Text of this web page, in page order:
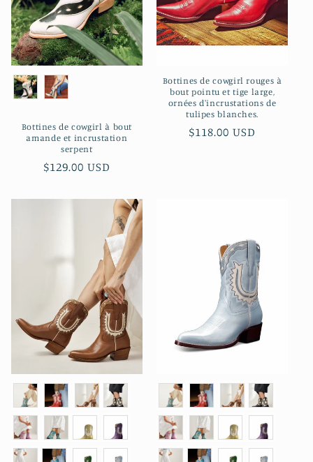
o
n
:
Bottines de cowgirl à bout
amande et incrustation
serpent
Prix
$129.00 USD
Bottines de cowgirl rouges à
bout pointu et tige large,
ornées d'incrustations de
tulipes blanches.
Prix
$118.00 USD